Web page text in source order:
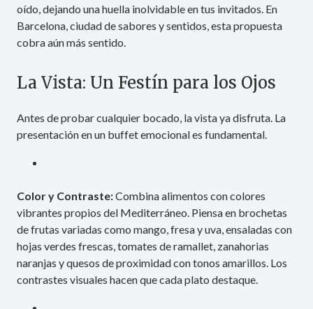
oído, dejando una huella inolvidable en tus invitados. En
Barcelona, ciudad de sabores y sentidos, esta propuesta
cobra aún más sentido.
La Vista: Un Festín para los Ojos
Antes de probar cualquier bocado, la vista ya disfruta. La
presentación en un buffet emocional es fundamental.
Color y Contraste:Combina alimentos con colores
vibrantes propios del Mediterráneo. Piensa en brochetas
de frutas variadas como mango, fresa y uva, ensaladas con
hojas verdes frescas, tomates de ramallet, zanahorias
naranjas y quesos de proximidad con tonos amarillos. Los
contrastes visuales hacen que cada plato destaque.